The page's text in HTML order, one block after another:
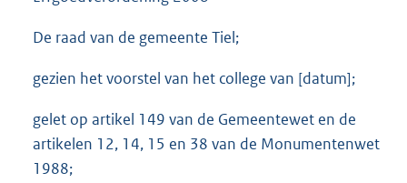
De raad van de gemeente Tiel;
gezien het voorstel van het college van [datum];
gelet op artikel 149 van de Gemeentewet en de
artikelen 12, 14, 15 en 38 van de Monumentenwet
1988;